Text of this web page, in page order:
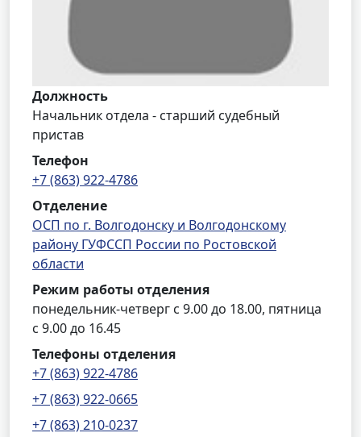
Должность
Начальник отдела - старший судебный
пристав
Телефон
+7 (863) 922-4786
Отделение
ОСП по г. Волгодонску и Волгодонскому
району ГУФССП России по Ростовской
области
Режим работы отделения
понедельник-четверг с 9.00 до 18.00, пятница
с 9.00 до 16.45
Телефоны отделения
+7 (863) 922-4786
+7 (863) 922-0665
+7 (863) 210-0237